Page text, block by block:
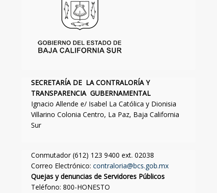
SECRETARÍA DE LA CONTRALORÍA Y
TRANSPARENCIA GUBERNAMENTAL
Ignacio Allende e/ Isabel La Católica y Dionisia
Villarino Colonia Centro, La Paz, Baja California
Sur
Conmutador (612) 123 9400 ext. 02038
Correo Electrónico: contraloria@bcs.gob.mx
Quejas y denuncias de Servidores Públicos
Teléfono: 800-HONESTO